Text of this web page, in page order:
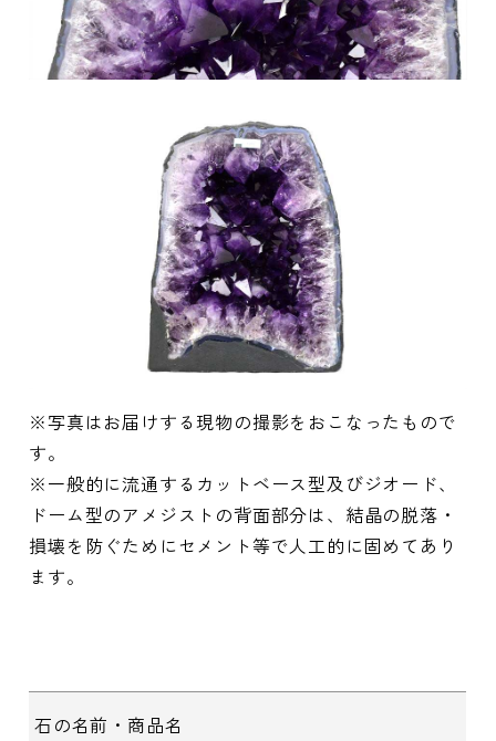
※写真はお届けする現物の撮影をおこなったもので
す。
※一般的に流通するカットベース型及びジオード、
ドーム型のアメジストの背面部分は、結晶の脱落・
損壊を防ぐためにセメント等で人工的に固めてあり
ます。
石の名前・商品名